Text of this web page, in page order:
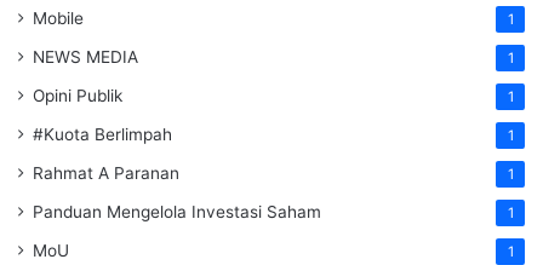
Mobile 1
NEWS MEDIA 1
Opini Publik 1
#Kuota Berlimpah 1
Rahmat A Paranan 1
Panduan Mengelola Investasi Saham 1
MoU 1